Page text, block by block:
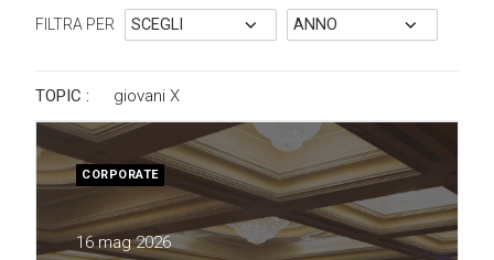
FILTRA PER
TOPIC : giovani X
CORPORATE
16 mag 2026